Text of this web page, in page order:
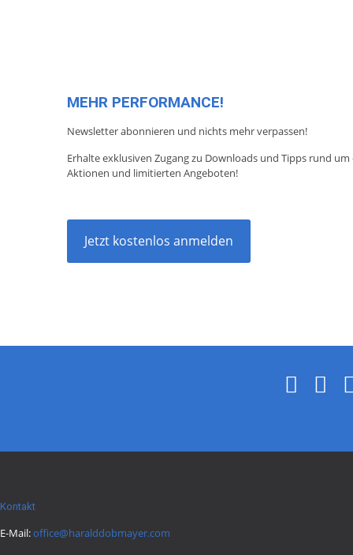
MEHR PERFORMANCE!
Newsletter abonnieren und nichts mehr verpassen!
Erhalte exklusiven Zugang zu Downloads und Tipps rund
Aktionen und limitierten Angeboten!
Jetzt kostenlos anmelden
Kontakt
E-Mail:office@haralddobmayer.com